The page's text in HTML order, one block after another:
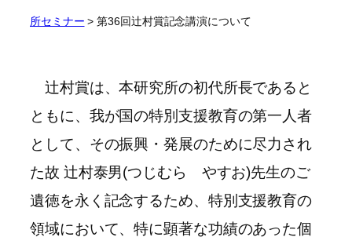
所セミナー >第36回辻村賞記念講演について
辻村賞は、本研究所の初代所長であると
ともに、我が国の特別支援教育の第一人者
として、その振興・発展のために尽力され
た故 辻村泰男(つじむら やすお)先生のご
遺徳を永く記念するため、特別支援教育の
領域において、特に顕著な功績のあった個